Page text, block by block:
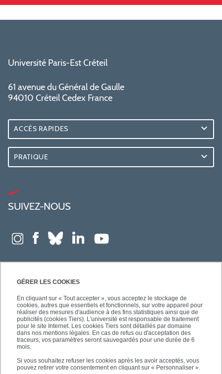
GÉRER LES COOKIES
En cliquant sur « Tout accepter », vous acceptez le stockage de
cookies, autres que essentiels et fonctionnels, sur votre appareil pour
réaliser des mesures d'audience à des fins statistiques ainsi que de
publicités (cookies Tiers). L'université est responsable de traitement
pour le site Internet. Les cookies Tiers sont détaillés par domaine
dans nos mentions légales. En cas de refus ou d'acceptation des
traceurs, vos paramètres seront sauvegardés pour une durée de 6
mois.
Si vous souhaitez refuser les cookies après les avoir acceptés, vous
pouvez retirer votre consentement en cliquant sur « Personnaliser ».
Université Paris-Est Créteil
61 avenue du Général de Gaulle
94010 Créteil Cedex France
ACCÈS RAPIDES
PRATIQUE
SUIVEZ-NOUS